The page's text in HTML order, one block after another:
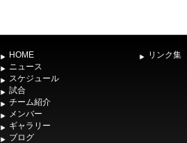
HOME
ニュース
スケジュール
試合
チーム紹介
メンバー
ギャラリー
ブログ
リンク集